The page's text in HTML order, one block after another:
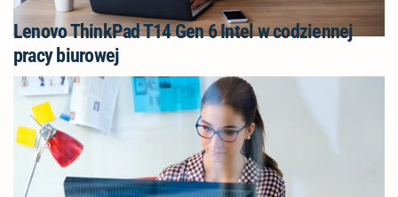
Lenovo ThinkPad T14 Gen 6 Intel w codziennej
pracy biurowej